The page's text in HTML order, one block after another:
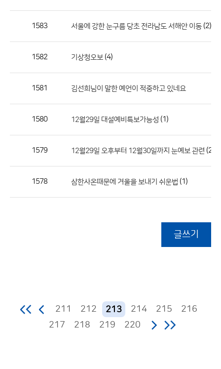
공
1583 서울에 강한 눈구름 당초 전라남도 서해안 이동 (2)
1582 기상청오보 (4)
1581 김선희님이 말한 예언이 적중하고 있네요
1580 12월29일 대설예비특보가능성 (1)
1579 12월29일 오후부터 12월30일까지 눈예보 관련 (2)
1578 삼한사온때문에 겨울을 보내기 쉬운법 (1)
글쓰기
211 212 213 214 215
216
217
218 219 220